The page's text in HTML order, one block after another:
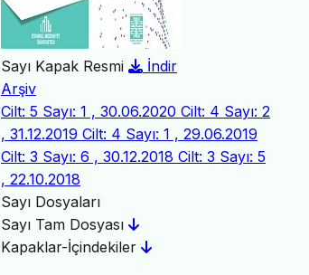
Sayı Kapak Resmi
İndir
Arşiv
Cilt: 5 Sayı: 1 , 30.06.2020 Cilt: 4 Sayı: 2
, 31.12.2019 Cilt: 4 Sayı: 1 , 29.06.2019
Cilt: 3 Sayı: 6 , 30.12.2018 Cilt: 3 Sayı: 5
, 22.10.2018
Sayı Dosyaları
Sayı Tam Dosyası
Kapaklar-İçindekiler